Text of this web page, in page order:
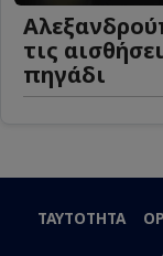
τις
πηγάδι
ΤΑΥΤΟΤΗΤΑ